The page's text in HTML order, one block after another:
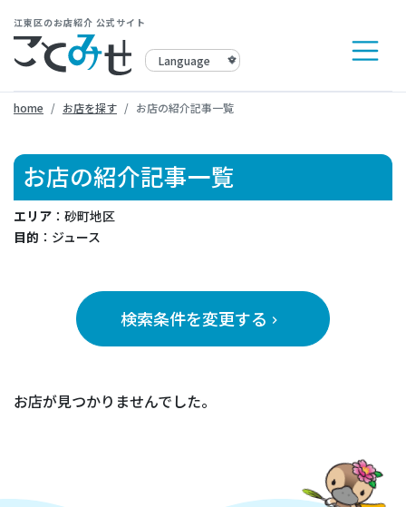
江東区のお店紹介 公式サイト
home お店を探す お店の紹介記事一覧
お店の紹介記事一覧
エリア ：砂町地区
目的 ：ジュース
検索条件を変更する keyboard_arrow_right
お店が見つかりませんでした。